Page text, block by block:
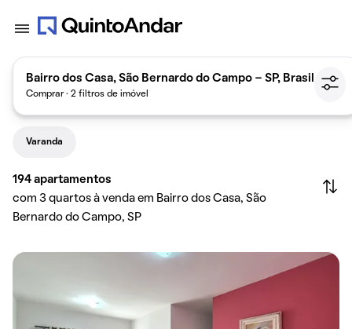
Bairro dos Casa, São Bernardo do Campo - SP, Brasil
Comprar · 2 filtros de imóvel
Varanda
194 apartamentos
com 3 quartos à venda em Bairro dos Casa, São
Bernardo do Campo, SP